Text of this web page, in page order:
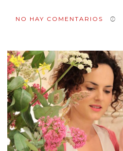
NO HAY COMENTARIOS